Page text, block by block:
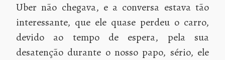
Uber não chegava, e a conversa estava tão
interessante, que ele quase perdeu o carro,
devido ao tempo de espera, pela sua
desatenção durante o nosso papo, sério, ele